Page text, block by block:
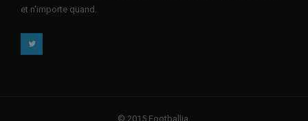
et n'importe quand.
© 2015 Footballia.